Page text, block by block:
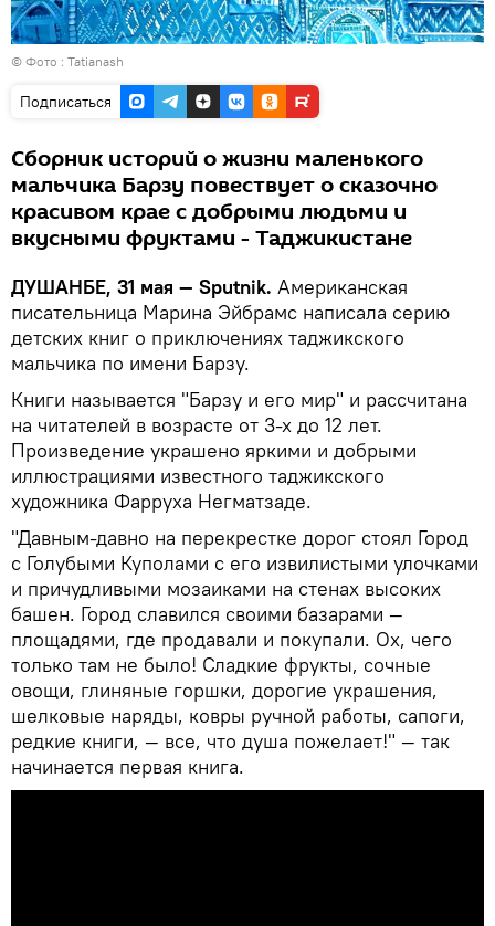
© Фото : Tatianash
Подписаться
Сборник историй о жизни маленького
мальчика Барзу повествует о сказочно
красивом крае с добрыми людьми и
вкусными фруктами - Таджикистане
ДУШАНБЕ, 31 мая — Sputnik. Американская
писательница Марина Эйбрамс написала серию
детских книг о приключениях таджикского
мальчика по имени Барзу.
Книги называется "Барзу и его мир" и рассчитана
на читателей в возрасте от 3-х до 12 лет.
Произведение украшено яркими и добрыми
иллюстрациями известного таджикского
художника Фарруха Негматзаде.
"Давным-давно на перекрестке дорог стоял Город
с Голубыми Куполами с его извилистыми улочками
и причудливыми мозаиками на стенах высоких
башен. Город славился своими базарами —
площадями, где продавали и покупали. Ох, чего
только там не было! Сладкие фрукты, сочные
овощи, глиняные горшки, дорогие украшения,
шелковые наряды, ковры ручной работы, сапоги,
редкие книги, — все, что душа пожелает!" — так
начинается первая книга.